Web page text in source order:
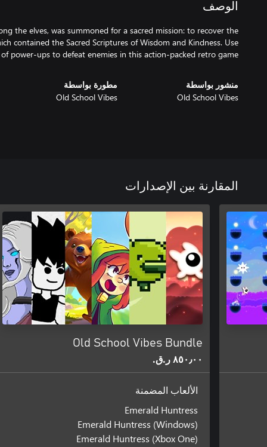
الوصف
the elves, was summoned for a sacred mission: to recover the
contained the Sacred Scriptures of Wisdom and Kindness. Use
power-ups to defeat enemies in this action-packed retro game.
منشور بواسطة
Old School Vibes
مطورة بواسطة
Old School Vibes
المقارنة بين الإصدارات
Old School Vibes Bundle
٨٥٠٫٠٠ ر.ق.‏
الألعاب المضمنة
Emerald Huntress
Emerald Huntress (Windows)
Emerald Huntress (Xbox One)